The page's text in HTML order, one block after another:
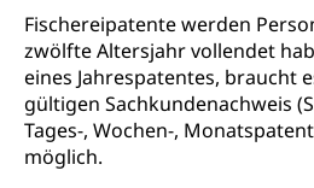
Fischereipatente werden
zwölfte Altersjahr vollendet
eines Jahrespatentes, braucht
gültigen Sachkundenachweis
Tages-, Wochen-,
möglich.
Wildtiere
Halten von
Haltung
Zivilstandsamt, Erben,
Ärztliche
Sicherheit